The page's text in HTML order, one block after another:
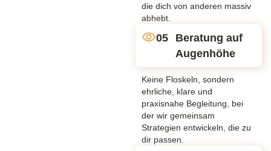
die dich von anderen massiv
abhebt.
05
Beratung auf
Augenhöhe
Keine Floskeln, sondern
ehrliche, klare und
praxisnahe Begleitung, bei
der wir gemeinsam
Strategien entwickeln, die zu
dir passen.